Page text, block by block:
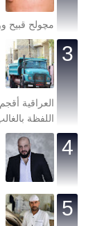
مچولح قبيح
العراقية
اللفظة